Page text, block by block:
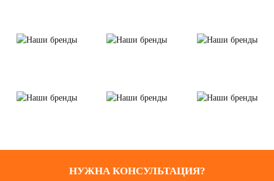
НУЖНА КОНСУЛЬТАЦИЯ?